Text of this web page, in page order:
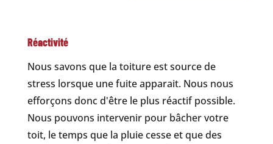
Réactivité
Nous savons que la toiture est source de
stress lorsque une fuite apparait. Nous nous
efforçons donc d'être le plus réactif possible.
Nous pouvons intervenir pour bâcher votre
toit, le temps que la pluie cesse et que des